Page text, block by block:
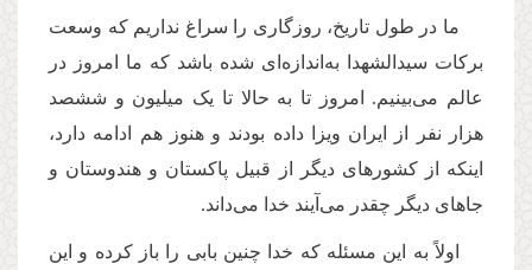
ما در طول تاریخ، روزگاری را سراغ نداریم که وسعت
برکات سیدالشهدا به‌اندازه‌ای شده باشد که ما امروز در
عالم می‌بینیم. امروز تا به حالا تا یک میلیون و ششصد
هزار نفر از ایران ویزا داده بودند و هنوز هم ادامه دارد،
اینکه از کشورهای دیگر از قبیل پاکستان و هندوستان و
جاهای دیگر چقدر می‌آیند خدا می‌داند.
اولاً‌ به این مسئله که خدا چنین بابی را باز کرده و این